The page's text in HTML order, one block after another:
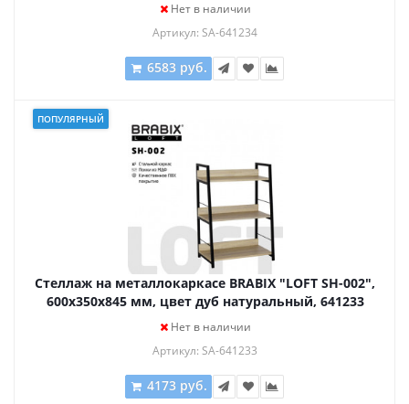
Нет в наличии
Артикул: SA-641234
6583 руб.
ПОПУЛЯРНЫЙ
Стеллаж на металлокаркасе BRABIX "LOFT SH-002",
600х350х845 мм, цвет дуб натуральный, 641233
Нет в наличии
Артикул: SA-641233
4173 руб.